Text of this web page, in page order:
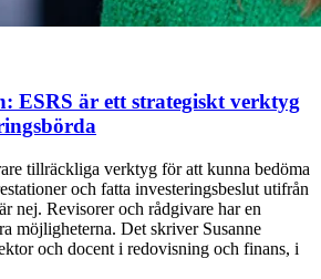
ESRS är ett strategiskt verktyg
tillräckliga verktyg för att kunna bedöma
och fatta investeringsbeslut utifrån
nej. Revisorer och rådgivare har en
möjligheterna. Det skriver Susanne
och docent i redovisning och finans, i